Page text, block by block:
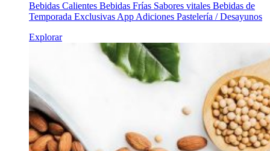
Bebidas Calientes Bebidas Frías Sabores vitales Bebidas de
Temporada Exclusivas App Adiciones Pastelería / Desayunos
Explorar